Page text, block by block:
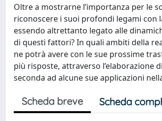
Oltre a mostrarne l’importanza per le
riconoscere i suoi profondi legami con
essendo altrettanto legato alle
di questi fattori? In quali ambiti della
ne potrà avere con le sue prossime
più risposte, attraverso l’elaborazione
seconda ad alcune sue applicazioni
Scheda breve Scheda